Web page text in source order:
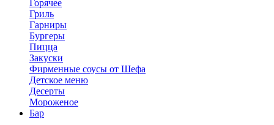
Горячее
Гриль
Гарниры
Бургеры
Пицца
Закуски
Фирменные соусы от Шефа
Детское меню
Десерты
Мороженое
Бар